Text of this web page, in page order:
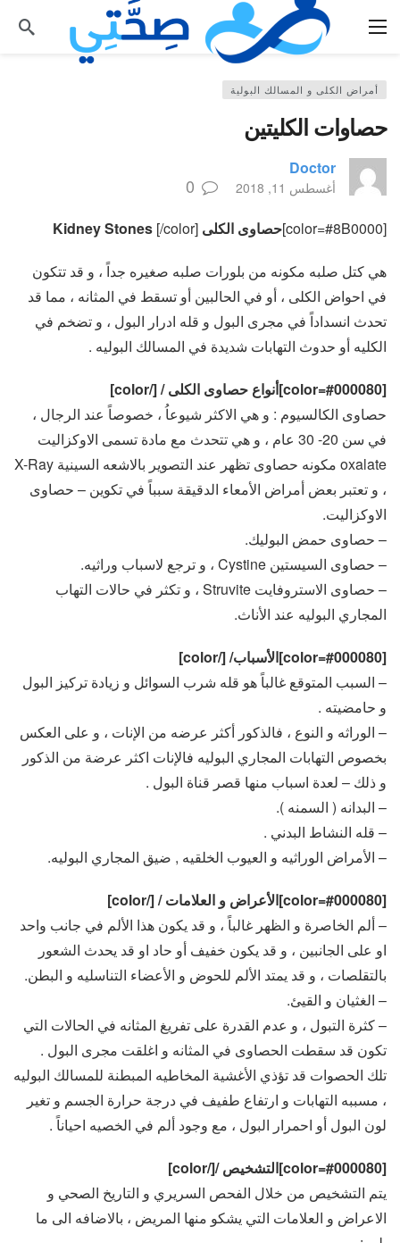
أمراض الكلى و المسالك البولية
حصاوات الكليتين
Doctor
أغسطس 11, 2018 0
[color=#8B0000] حصاوى الكلى Kidney Stones [/color]
هي كتل صلبه مكونه من بلورات صلبه صغيره جداً ، و قد تتكون
في احواض الكلى ، أو في الحالبين أو تسقط في المثانه ، مما قد
تحدث انسداداً في مجرى البول و قله ادرار البول ، و تضخم في
الكليه أو حدوث التهابات شديدة في المسالك البوليه .
[color=#000080]أنواع حصاوى الكلى / [/color]
حصاوى الكالسيوم : و هي الاكثر شيوعاُ ، خصوصاً عند الرجال ،
في سن 20- 30 عام ، و هي تتحدث مع مادة تسمى الاوكزاليت
oxalate مكونه حصاوى تظهر عند التصوير بالاشعه السينية X-Ray
، و تعتبر بعض أمراض الأمعاء الدقيقة سبباً في تكوين – حصاوى
الاوكزاليت.
– حصاوى حمض البوليك.
– حصاوى السيستين Cystine ، و ترجع لاسباب وراثيه.
– حصاوى الاستروفايت Struvite ، و تكثر في حالات التهاب
المجاري البوليه عند الأناث.
[color=#000080]الأسباب/ [/color]
– السبب المتوقع غالباً هو قله شرب السوائل و زيادة تركيز البول
و حامضيته .
– الوراثه و النوع ، فالذكور أكثر عرضه من الإنات ، و على العكس
بخصوص التهابات المجاري البوليه فالإنات اكثر عرضة من الذكور
و ذلك – لعدة اسباب منها قصر قناة البول .
– البدانه ( السمنه ).
– قله النشاط البدني .
– الأمراض الوراثيه و العيوب الخلقيه , ضيق المجاري البوليه.
[color=#000080]الأعراض و العلامات / [/color]
– ألم الخاصرة و الظهر غالباً ، و قد يكون هذا الألم في جانب واحد
او على الجانبين ، و قد يكون خفيف أو حاد او قد يحدث الشعور
بالتقلصات ، و قد يمتد الألم للحوض و الأعضاء التناسليه و البطن.
– الغثيان و القيئ.
– كثرة التبول ، و عدم القدرة على تفريغ المثانه في الحالات التي
تكون قد سقطت الحصاوى في المثانه و اغلقت مجرى البول .
تلك الحصوات قد تؤذي الأغشية المخاطيه المبطنة للمسالك البوليه
، مسببه التهابات و ارتفاع طفيف في درجة حرارة الجسم و تغير
لون البول أو احمرار البول ، مع وجود ألم في الخصيه احياناً .
[color=#000080]التشخيص /[/color]
يتم التشخيص من خلال الفحص السريري و التاريخ الصحي و
الاعراض و العلامات التي يشكو منها المريض ، بالاضافه الى ما